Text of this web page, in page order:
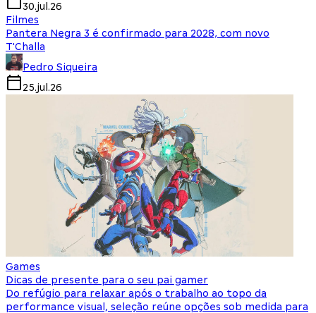
30.jul.26
Filmes
Pantera Negra 3 é confirmado para 2028, com novo
T'Challa
Pedro Siqueira
25.jul.26
Games
Dicas de presente para o seu pai gamer
Do refúgio para relaxar após o trabalho ao topo da
performance visual, seleção reúne opções sob medida para